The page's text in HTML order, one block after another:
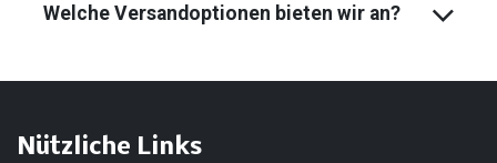
Welche Versandoptionen bieten wir an?
Nützliche Links